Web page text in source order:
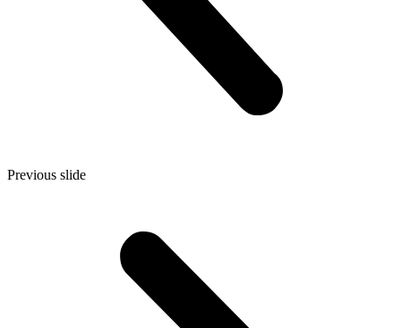
Previous slide